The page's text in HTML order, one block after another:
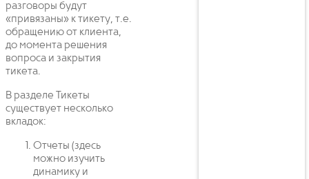
разговоры будут
«привязаны» к тикету, т.е.
обращению от клиента,
до момента решения
вопроса и закрытия
тикета.
В разделе Тикеты
существует несколько
вкладок:
Отчеты (здесь
можно изучить
динамику и